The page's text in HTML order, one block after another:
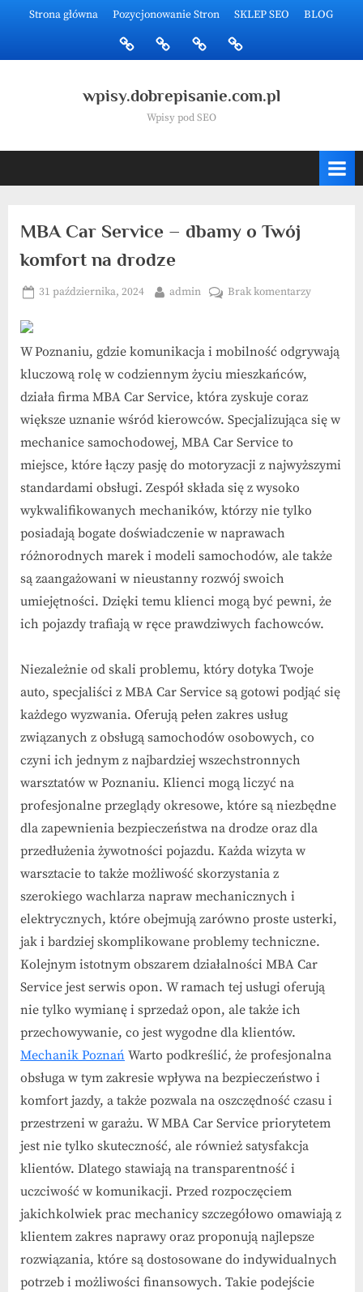
content
Strona główna Pozycjonowanie Stron SKLEP SEO BLOG
Strona
główna
Pozycjonowanie
Stron
SKLEP
SEO
BLOG
wpisy.dobrepisanie.com.pl
Wpisy pod SEO
MBA Car Service – dbamy o Twój
komfort na drodze
Posted
31 października, 2024 By
admin Brak komentarzydo
Service
Twój
W Poznaniu, gdzie komunikacja i mobilność odgrywają
kluczową rolę w codziennym życiu mieszkańców,
działa firma MBA Car Service, która zyskuje coraz
większe uznanie wśród kierowców. Specjalizująca się w
mechanice samochodowej, MBA Car Service to
miejsce, które łączy pasję do motoryzacji z najwyższymi
standardami obsługi. Zespół składa się z wysoko
wykwalifikowanych mechaników, którzy nie tylko
posiadają bogate doświadczenie w naprawach
różnorodnych marek i modeli samochodów, ale także
są zaangażowani w nieustanny rozwój swoich
umiejętności. Dzięki temu klienci mogą być pewni, że
ich pojazdy trafiają w ręce prawdziwych fachowców.
Niezależnie od skali problemu, który dotyka Twoje
auto, specjaliści z MBA Car Service są gotowi podjąć się
każdego wyzwania. Oferują pełen zakres usług
związanych z obsługą samochodów osobowych, co
czyni ich jednym z najbardziej wszechstronnych
warsztatów w Poznaniu. Klienci mogą liczyć na
profesjonalne przeglądy okresowe, które są niezbędne
dla zapewnienia bezpieczeństwa na drodze oraz dla
przedłużenia żywotności pojazdu. Każda wizyta w
warsztacie to także możliwość skorzystania z
szerokiego wachlarza napraw mechanicznych i
elektrycznych, które obejmują zarówno proste usterki,
jak i bardziej skomplikowane problemy techniczne.
Kolejnym istotnym obszarem działalności MBA Car
Service jest serwis opon. W ramach tej usługi oferują
nie tylko wymianę i sprzedaż opon, ale także ich
przechowywanie, co jest wygodne dla klientów.
Mechanik Poznań Warto podkreślić, że profesjonalna
obsługa w tym zakresie wpływa na bezpieczeństwo i
komfort jazdy, a także pozwala na oszczędność czasu i
przestrzeni w garażu. W MBA Car Service priorytetem
jest nie tylko skuteczność, ale również satysfakcja
klientów. Dlatego stawiają na transparentność i
uczciwość w komunikacji. Przed rozpoczęciem
jakichkolwiek prac mechanicy szczegółowo omawiają z
klientem zakres naprawy oraz proponują najlepsze
rozwiązania, które są dostosowane do indywidualnych
potrzeb i możliwości finansowych. Takie podejście